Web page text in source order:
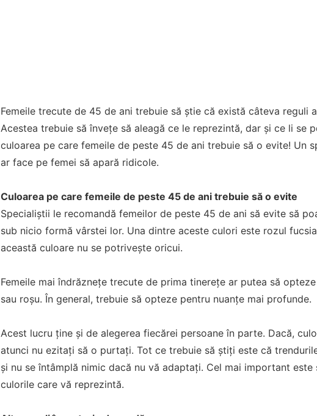
Femeile trecute de 45 de ani trebuie să știe că există câteva reguli
Acestea trebuie să învețe să aleagă ce le reprezintă, dar și ce li se
culoarea pe care femeile de peste 45 de ani trebuie să o evite! Un
ar face pe femei să apară ridicole.
Culoarea pe care femeile de peste 45 de ani trebuie să o evite
Specialiștii le recomandă femeilor de peste 45 de ani să evite să
sub nicio formă vârstei lor. Una dintre aceste culori este rozul
această culoare nu se potrivește oricui.
Femeile mai îndrăznețe trecute de prima tinerețe ar putea să
sau roșu. În general, trebuie să opteze pentru nuanțe mai profunde.
Acest lucru ține și de alegerea fiecărei persoane în parte. Dacă,
atunci nu ezitați să o purtați. Tot ce trebuie să știți este că
și nu se întâmplă nimic dacă nu vă adaptați. Cel mai important
culorile care vă reprezintă.